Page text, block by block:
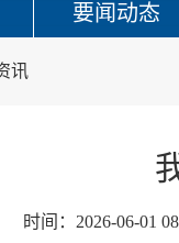
要闻动态
讯
时间： 2026-06-01